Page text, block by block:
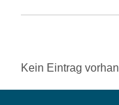
Kein Eintrag